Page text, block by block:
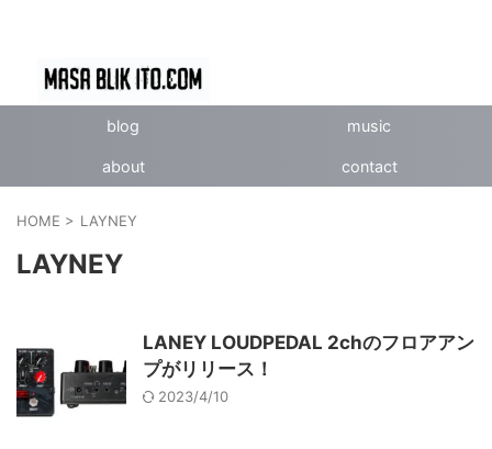
blog music
about contact
HOME > LAYNEY
LAYNEY
LANEY LOUDPEDAL 2chのフロアアン
プがリリース！
2023/4/10